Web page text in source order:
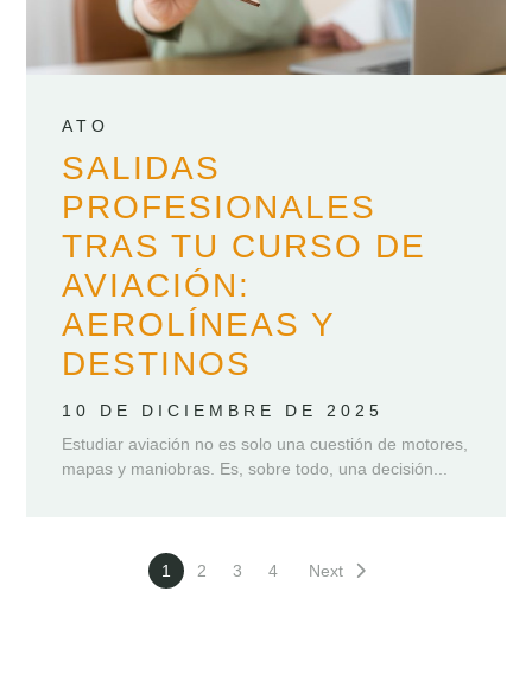
ATO
SALIDAS
PROFESIONALES
TRAS TU CURSO DE
AVIACIÓN:
AEROLÍNEAS Y
DESTINOS
10 DE DICIEMBRE DE 2025
Estudiar aviación no es solo una cuestión de motores,
mapas y maniobras. Es, sobre todo, una decisión...
1 2 3 4 Next